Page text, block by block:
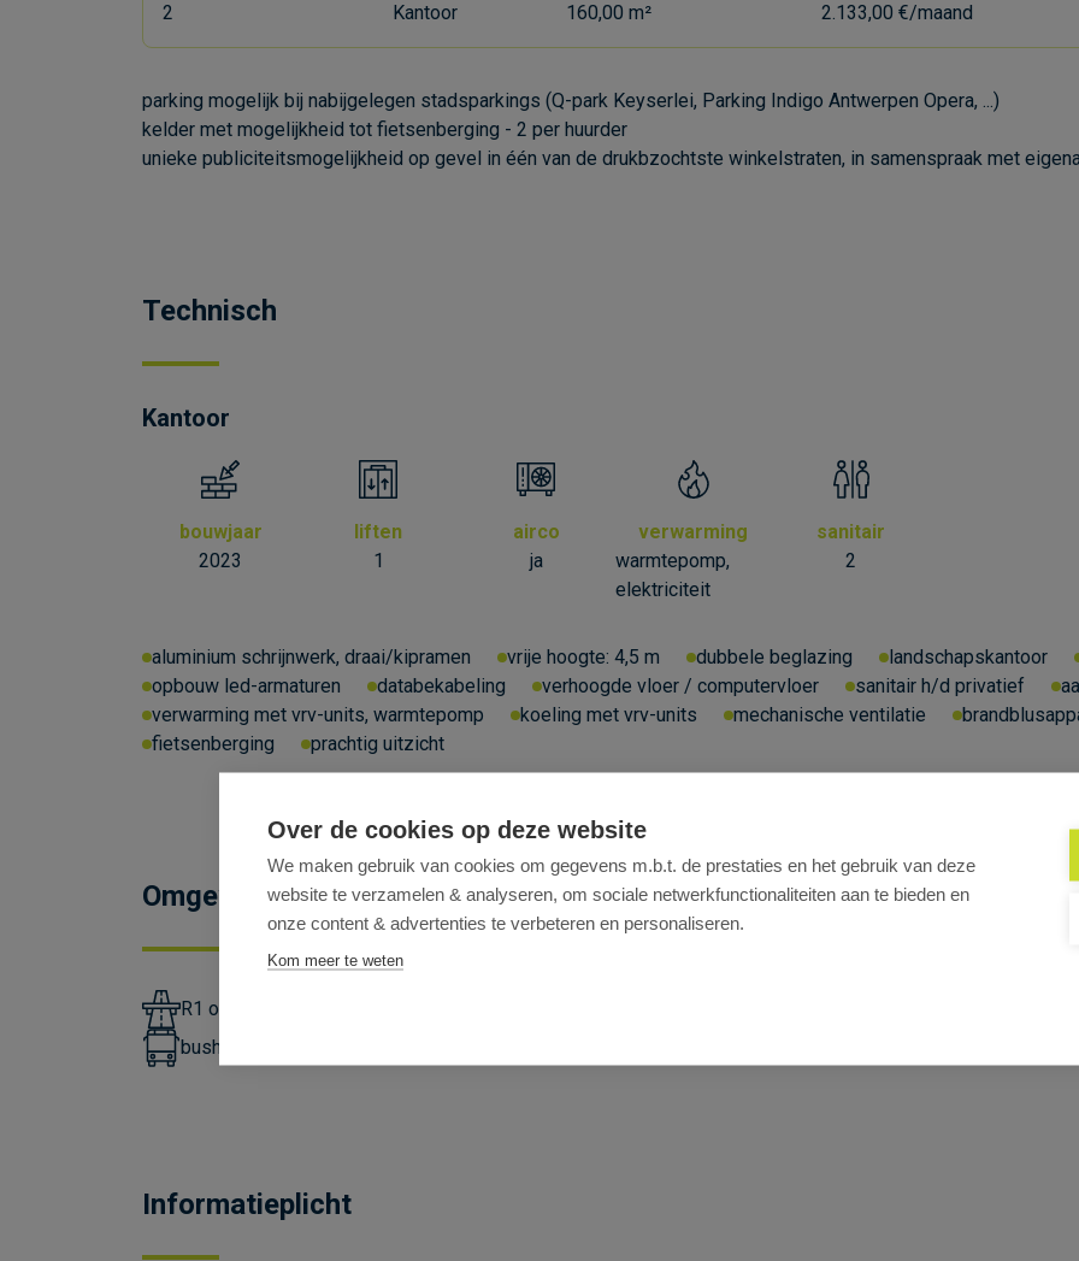
2 Kantoor 160,00 m² 2.133,00 €/maand
parking mogelijk bij nabijgelegen stadsparkings (Q-park Keyserlei, Parking Indigo Antwerpen Opera, ...)
kelder met mogelijkheid tot fietsenberging - 2 per huurder
unieke publiciteitsmogelijkheid op gevel in één van de drukbzochtste winkelstraten, in samenspraak met
Technisch
Kantoor
bouwjaar
2023
liften
1
airco
ja
verwarming
warmtepomp,
elektriciteit
sanitair
2
aluminium schrijnwerk, draai/kipramen vrije hoogte: 4,5 m dubbele beglazing landschapskantoor
opbouw led-armaturen
databekabeling verhoogde vloer / computervloer sanitair h/d privatief
verwarming met vrv-units, warmtepomp
koeling met vrv-units mechanische ventilatie
fietsenberging
prachtig uitzicht
Omgeving
R1 op 3,7km
bushalte lijn 191 op 5m en tramhalte lijnen 2,3,5,9,10 op 115m, treinstation Antwerpen-Centraal op 350m
Informatieplicht
Over de cookies op deze website
We maken gebruik van cookies om gegevens m.b.t. de prestaties en het gebruik van deze
website te verzamelen & analyseren, om sociale netwerkfunctionaliteiten aan te bieden en
onze content & advertenties te verbeteren en personaliseren.
Kom meer te weten